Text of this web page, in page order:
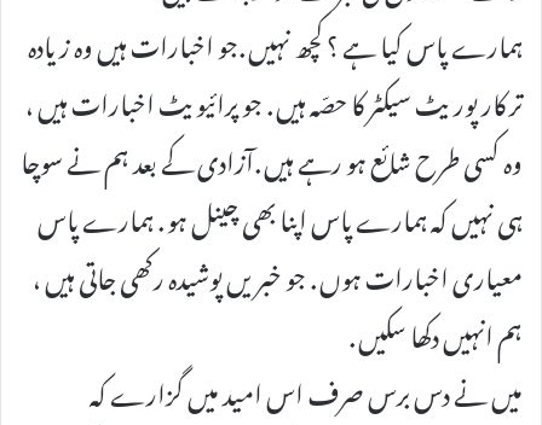
ہمارے پاس کیا ہے ؟ کچھ نہیں .جو اخبارات ہیں وہ زیادہ
تر کارپوریٹ سیکٹر کا حصّہ ہیں . جو پرائیویٹ اخبارات ہیں ،
وہ کسی طرح شائع ہو رہے ہیں .آزادی کے بعد ہم نے سوچا
ہی نہیں کہ ہمارے پاس اپنا بھی چینل ہو . ہمارے پاس
معیاری اخبارات ہوں . جو خبریں پوشیدہ رکھی جاتی ہیں ،
ہم انہیں دکھا سکیں .
میں نے دس برس صرف اس امید میں گزارے کہ